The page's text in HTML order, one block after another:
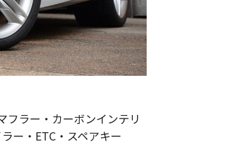
フラー・カーボンインテリ
ー・ETC・スペアキー